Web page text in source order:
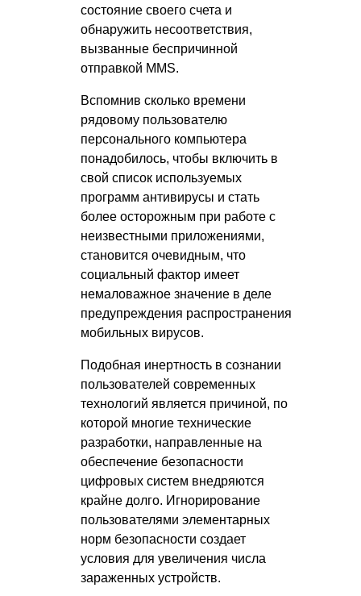
состояние своего счета и
обнаружить несоответствия,
вызванные беспричинной
отправкой MMS.
Вспомнив сколько времени
рядовому пользователю
персонального компьютера
понадобилось, чтобы включить в
свой список используемых
программ антивирусы и стать
более осторожным при работе с
неизвестными приложениями,
становится очевидным, что
социальный фактор имеет
немаловажное значение в деле
предупреждения распространения
мобильных вирусов.
Подобная инертность в сознании
пользователей современных
технологий является причиной, по
которой многие технические
разработки, направленные на
обеспечение безопасности
цифровых систем внедряются
крайне долго. Игнорирование
пользователями элементарных
норм безопасности создает
условия для увеличения числа
зараженных устройств.